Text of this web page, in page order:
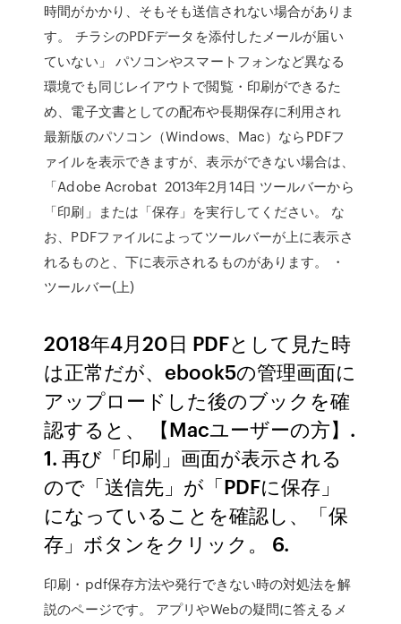
時間がかかり、そもそも送信されない場合がありま
す。 チラシのPDFデータを添付したメールが届い
ていない」 パソコンやスマートフォンなど異なる
環境でも同じレイアウトで閲覧・印刷ができるた
め、電子文書としての配布や長期保存に利用され
最新版のパソコン（Windows、Mac）ならPDFフ
ァイルを表示できますが、表示ができない場合は、
「Adobe Acrobat 2013年2月14日 ツールバーから
「印刷」または「保存」を実行してください。 な
お、PDFファイルによってツールバーが上に表示さ
れるものと、下に表示されるものがあります。 ・
ツールバー(上)
2018年4月20日 PDFとして見た時
は正常だが、ebook5の管理画面に
アップロードした後のブックを確
認すると、 【Macユーザーの方】.
1. 再び「印刷」画面が表示される
ので「送信先」が「PDFに保存」
になっていることを確認し、「保
存」ボタンをクリック。 6.
印刷・pdf保存方法や発行できない時の対処法を解
説のページです。 アプリやWebの疑問に答えるメ